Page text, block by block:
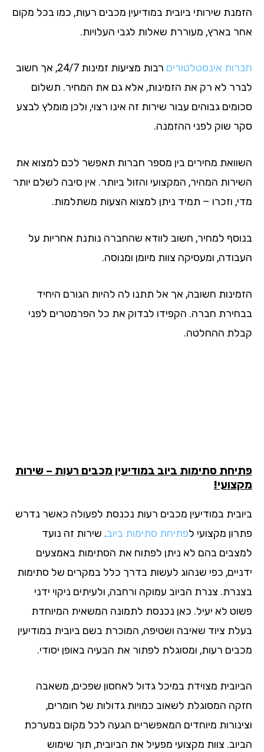
שירותי ביובית במודיעין מכבים רעות, כמו בכל מקום
בארץ, מעוררת שאלות לגבי העלויות.
אינסטלטורים
רבות מציעות זמינות 24/7, אך חשוב
לא רק את הזמינות, אלא גם את המחיר. תשלום
גבוהים עבור שירות זה אינו רצוי, ולכן מומלץ לבצע
שוק לפני ההזמנה.
מחירים בין מספר חברות תאפשר לכם למצוא את
המהיר, המקצועי והזול ביותר. אין סיבה לשלם יותר
וזכרו – תמיד ניתן למצוא הצעות משתלמות.
למחיר, חשוב לוודא שהחברה נותנת אחריות על
ומעסיקה צוות מיומן ומנוסה.
חשובה, אך אל תתנו לה להיות הגורם היחיד
חברה. הקפידו לבדוק את כל הפרמטרים לפני
ההחלטה.
סתימות ביוב במודיעין מכבים רעות – שירות
במודיעין מכבים רעות נכנסת לפעולה כאשר נדרש
מקצועי לפתיחת סתימות ביוב. שירות זה נועד
בהם לא ניתן לפתוח את הסתימות באמצעים
כפי שנהוג לעשות בדרך כלל במקרים של סתימות
צנרת הביוב עמוקה ורחבה, ולעיתים ניקוי ידני
לא יעיל. כאן נכנסת לתמונה המשאית המיוחדת
ציוד שאיבה ושטיפה, המוכרת בשם ביובית במודיעין
רעות, ומסוגלת לפתור את הבעיה באופן יסודי.
מצוידת במיכל גדול לאחסון שפכים, משאבה
המסוגלת לשאוב כמויות גדולות של חומרים,
מיוחדים המאפשרים הגעה לכל מקום במערכת
צוות מקצועי מפעיל את הביובית, תוך שימוש